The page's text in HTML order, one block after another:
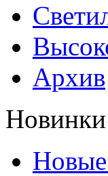
Архив
Новинки